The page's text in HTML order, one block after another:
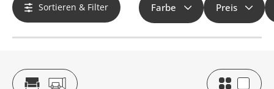
Sortieren & Filter Farbe Preis